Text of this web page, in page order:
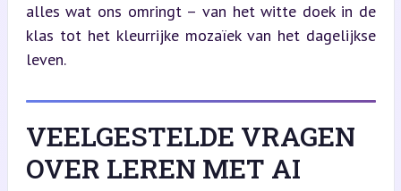
alles wat ons omringt – van het witte doek in de
klas tot het kleurrijke mozaïek van het dagelijkse
leven.
VEELGESTELDE VRAGEN
OVER LEREN MET AI